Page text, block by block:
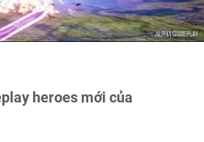
heroes mới của